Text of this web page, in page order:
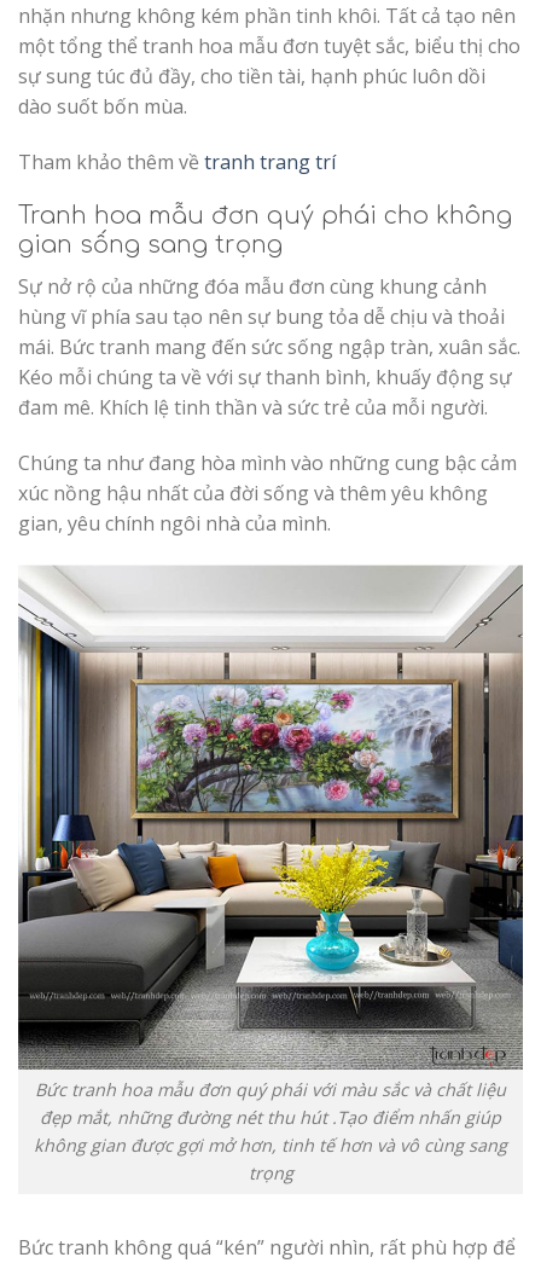
nhặn nhưng không kém phần tinh khôi. Tất cả tạo nên
một tổng thể tranh hoa mẫu đơn tuyệt sắc, biểu thị cho
sự sung túc đủ đầy, cho tiền tài, hạnh phúc luôn dồi
dào suốt bốn mùa.
Tham khảo thêm về tranh trang trí
Tranh hoa mẫu đơn quý phái cho không
gian sống sang trọng
Sự nở rộ của những đóa mẫu đơn cùng khung cảnh
hùng vĩ phía sau tạo nên sự bung tỏa dễ chịu và thoải
mái. Bức tranh mang đến sức sống ngập tràn, xuân sắc.
Kéo mỗi chúng ta về với sự thanh bình, khuấy động sự
đam mê. Khích lệ tinh thần và sức trẻ của mỗi người.
Chúng ta như đang hòa mình vào những cung bậc cảm
xúc nồng hậu nhất của đời sống và thêm yêu không
gian, yêu chính ngôi nhà của mình.
Bức tranh hoa mẫu đơn quý phái với màu sắc và chất liệu
đẹp mắt, những đường nét thu hút .Tạo điểm nhấn giúp
không gian được gợi mở hơn, tinh tế hơn và vô cùng sang
trọng
Bức tranh không quá “kén” người nhìn, rất phù hợp để